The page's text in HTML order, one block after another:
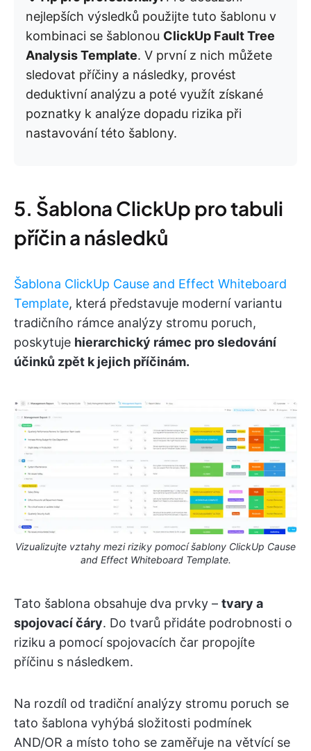
nejlepších výsledků použijte tuto šablonu v
kombinaci se šablonou ClickUp Fault Tree
Analysis Template. V první z nich můžete
sledovat příčiny a následky, provést
deduktivní analýzu a poté využít získané
poznatky k analýze dopadu rizika při
nastavování této šablony.
5. Šablona ClickUp pro tabuli
příčin a následků
Šablona ClickUp Cause and Effect Whiteboard
Template, která představuje moderní variantu
tradičního rámce analýzy stromu poruch,
poskytuje hierarchický rámec pro sledování
účinků zpět k jejich příčinám.
Vizualizujte vztahy mezi riziky pomocí šablony ClickUp Cause
and Effect Whiteboard Template.
Tato šablona obsahuje dva prvky – tvary a
spojovací čáry. Do tvarů přidáte podrobnosti o
riziku a pomocí spojovacích čar propojíte
příčinu s následkem.
Na rozdíl od tradiční analýzy stromu poruch se
tato šablona vyhýbá složitosti podmínek
AND/OR a místo toho se zaměřuje na větvící se